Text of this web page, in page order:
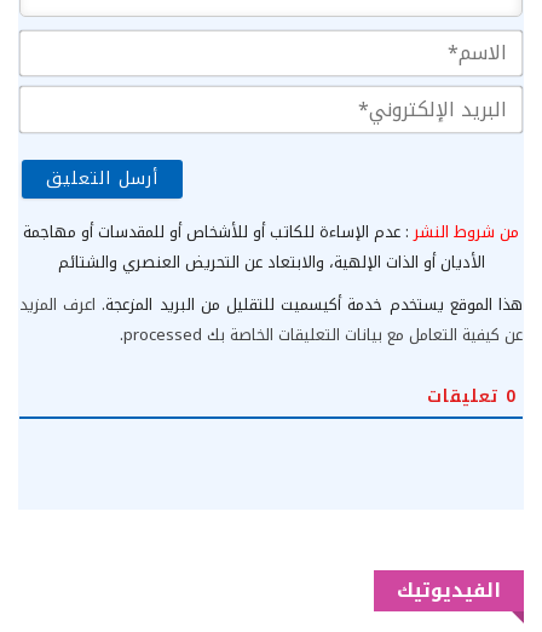
من شروط النشر: عدم الإساءة للكاتب أو للأشخاص أو للمقدسات أو مهاجمة
الأديان أو الذات الإلهية، والابتعاد عن التحريض العنصري والشتائم
هذا الموقع يستخدم خدمة أكيسميت للتقليل من البريد المزعجة. اعرف المزيد
عن كيفية التعامل مع بيانات التعليقات الخاصة بك processed
.
0 تعليقات
الفيديوتيك